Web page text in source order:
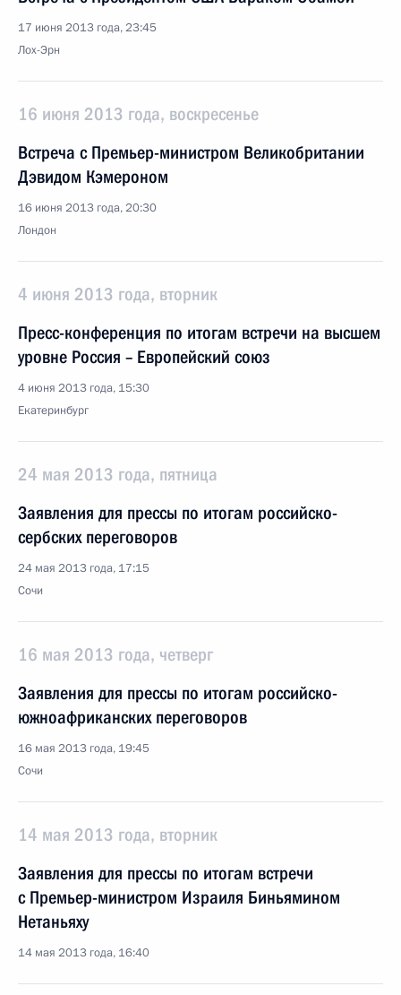
17 июня 2013 года, 23:45
Лох-Эрн
16 июня 2013 года, воскресенье
Встреча с Премьер-министром Великобритании
Дэвидом Кэмероном
16 июня 2013 года, 20:30
Лондон
4 июня 2013 года, вторник
Пресс-конференция по итогам встречи на высшем
уровне Россия – Европейский союз
4 июня 2013 года, 15:30
Екатеринбург
24 мая 2013 года, пятница
Заявления для прессы по итогам российско-
сербских переговоров
24 мая 2013 года, 17:15
Сочи
16 мая 2013 года, четверг
Заявления для прессы по итогам российско-
южноафриканских переговоров
16 мая 2013 года, 19:45
Сочи
14 мая 2013 года, вторник
Заявления для прессы по итогам встречи
с Премьер-министром Израиля Биньямином
Нетаньяху
14 мая 2013 года, 16:40